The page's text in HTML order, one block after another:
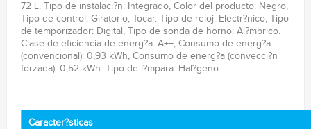
72 L. Tipo de instalaci?n: Integrado, Color del producto: Negro,
Tipo de control: Giratorio, Tocar. Tipo de reloj: Electr?nico, Tipo
de temporizador: Digital, Tipo de sonda de horno: Al?mbrico.
Clase de eficiencia de energ?a: A++, Consumo de energ?a
(convencional): 0,93 kWh, Consumo de energ?a (convecci?n
forzada): 0,52 kWh. Tipo de l?mpara: Hal?geno
Caracter?sticas